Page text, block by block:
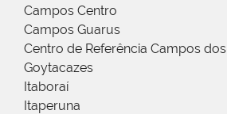
Campos Centro
Campos Guarus
Centro de Referência Campos dos
Goytacazes
Itaboraí
Itaperuna